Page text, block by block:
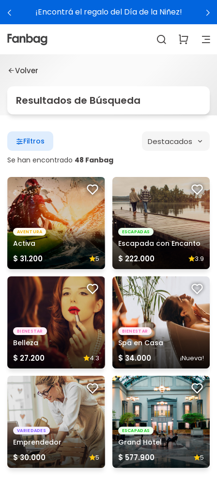
¡Encontrá el regalo del Día de la Niñez!
Volver
Resultados de Búsqueda
Se han encontrado 48 Fanbag
Filtros Destacados
AVENTURA
Activa
$ 31.200 5
ESCAPADAS
Escapada con Encanto
$ 222.000 3.9
BIENESTAR
Belleza
$ 27.200 4.3
BIENESTAR
Spa en Casa
$ 34.000 ¡Nueva!
VARIEDADES
Emprendedor
$ 30.000 5
ESCAPADAS
Grand Hotel
$ 577.900 5